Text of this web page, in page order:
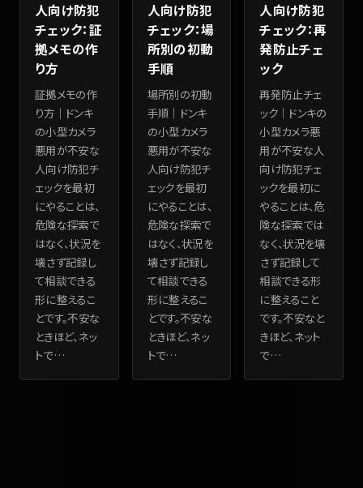
人向け防犯
チェック：証
拠メモの作
り方
証拠メモの作
り方｜ドンキ
の小型カメラ
悪用が不安な
人向け防犯チ
ェックを最初
にやることは、
危険な探索で
はなく、状況を
壊さず記録し
て相談できる
形に整えるこ
とです。不安な
ときほど、ネッ
トで…
人向け防犯
チェック：場
所別の初動
手順
場所別の初動
手順｜ドンキ
の小型カメラ
悪用が不安な
人向け防犯チ
ェックを最初
にやることは、
危険な探索で
はなく、状況を
壊さず記録し
て相談できる
形に整えるこ
とです。不安な
ときほど、ネッ
トで…
人向け防犯
チェック：再
発防止チェ
ック
再発防止チェ
ック｜ドンキの
小型カメラ悪
用が不安な人
向け防犯チェ
ックを最初に
やることは、危
険な探索では
なく、状況を壊
さず記録して
相談できる形
に整えること
です。不安なと
きほど、ネット
で…